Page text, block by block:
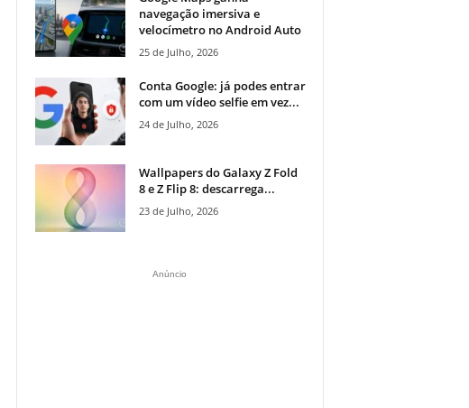
navegação imersiva e
velocímetro no Android Auto
25 de Julho, 2026
Conta Google: já podes entrar
com um vídeo selfie em vez...
24 de Julho, 2026
Wallpapers do Galaxy Z Fold
8 e Z Flip 8: descarrega...
23 de Julho, 2026
Anúncio